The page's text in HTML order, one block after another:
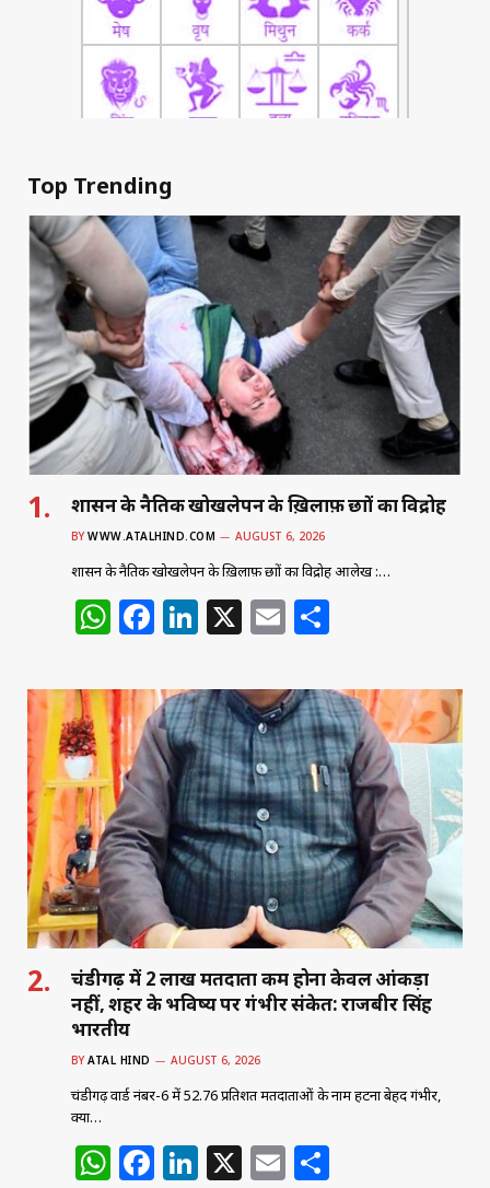
Top Trending
शासन के नैतिक खोखलेपन के ख़िलाफ़ छात्रों का विद्रोह
BY WWW.ATALHIND.COM AUGUST 6, 2026
शासन के नैतिक खोखलेपन के ख़िलाफ़ छात्रों का विद्रोह आलेख :…
W
at
s
A
p
p
F
c
e
b
o
o
k
Li
k
e
dI
n
X E
ai
l
ar
e
चंडीगढ़ में 2 लाख मतदाता कम होना केवल आंकड़ा
नहीं, शहर के भविष्य पर गंभीर संकेत: राजबीर सिंह
भारतीय
BY ATAL HIND AUGUST 6, 2026
चंडीगढ़ वार्ड नंबर-6 में 52.76 प्रतिशत मतदाताओं के नाम हटना बेहद गंभीर,
क्या…
W F Li X E